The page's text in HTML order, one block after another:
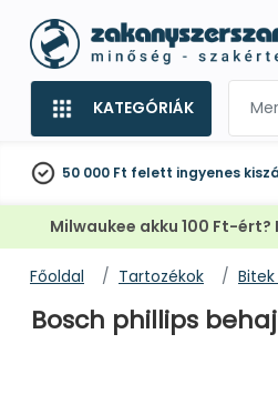
KATEGÓRIÁK
50 000 Ft felett ingyenes
Milwaukee akku 100 Ft-ért?
Főoldal Tartozékok
Bosch phillips